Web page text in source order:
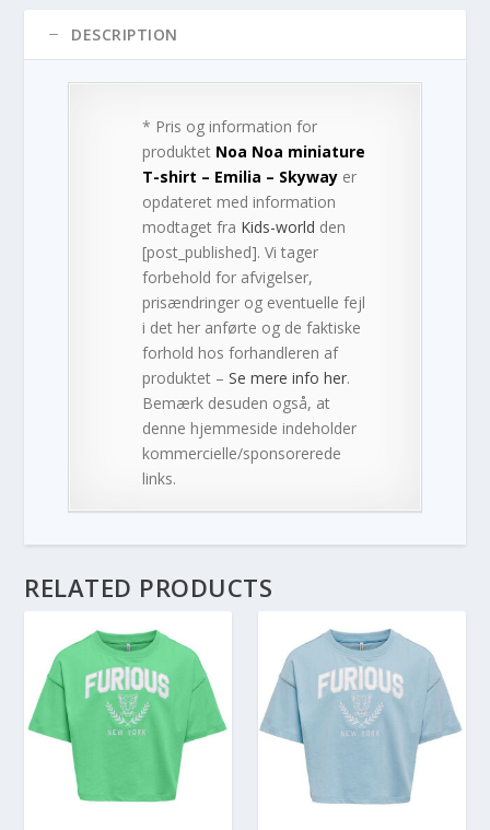
DESCRIPTION
* Pris og information for
produktet Noa Noa miniature
T-shirt – Emilia – Skyway er
opdateret med information
modtaget fra Kids-world den
[post_published]. Vi tager
forbehold for afvigelser,
prisændringer og eventuelle fejl
i det her anførte og de faktiske
forhold hos forhandleren af
produktet –Se mere info her.
Bemærk desuden også, at
denne hjemmeside indeholder
kommercielle/sponsorerede
links.
RELATED PRODUCTS